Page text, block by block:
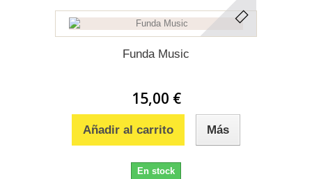
Funda Music
15,00 €
Añadir al carrito Más
En stock